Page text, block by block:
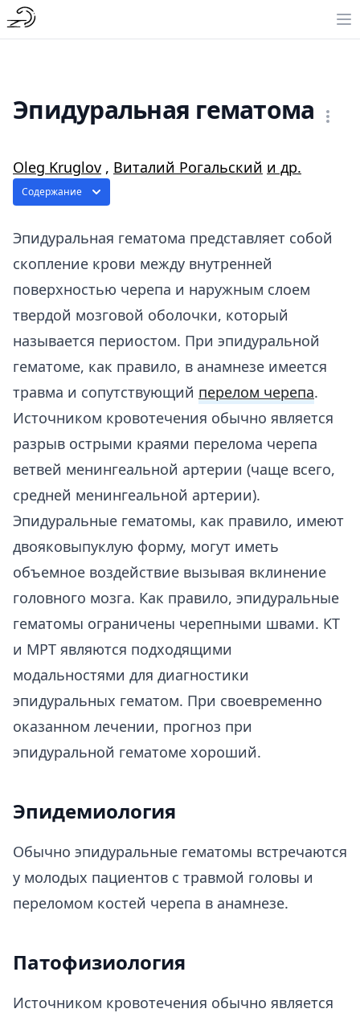
Эпидуральная гематома
Oleg Kruglov , Виталий Рогальский и др.
Содержание
Эпидуральная гематома представляет собой
скопление крови между внутренней
поверхностью черепа и наружным слоем
твердой мозговой оболочки, который
называется периостом. При эпидуральной
гематоме, как правило, в анамнезе имеется
травма и сопутствующий перелом черепа.
Источником кровотечения обычно является
разрыв острыми краями перелома черепа
ветвей менингеальной артерии (чаще всего,
средней менингеальной артерии).
Эпидуральные гематомы, как правило, имеют
двояковыпуклую форму, могут иметь
объемное воздействие вызывая вклинение
головного мозга. Как правило, эпидуральные
гематомы ограничены черепными швами. КТ
и МРТ являются подходящими
модальностями для диагностики
эпидуральных гематом. При своевременно
оказанном лечении, прогноз при
эпидуральной гематоме хороший.
Эпидемиология
Обычно эпидуральные гематомы встречаются
у молодых пациентов с травмой головы и
переломом костей черепа в анамнезе.
Патофизиология
Источником кровотечения обычно является